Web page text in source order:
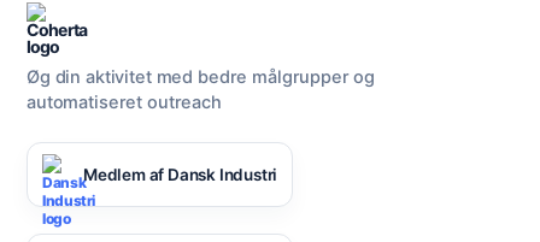
Øg din aktivitet med bedre målgrupper og
automatiseret outreach
Medlem af Dansk Industri